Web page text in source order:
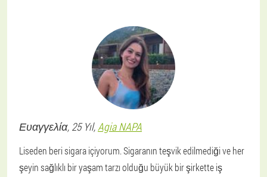
Ευαγγελία, 25 Yıl,Agia NAPA
Liseden beri sigara içiyorum. Sigaranın teşvik edilmediği ve her
şeyin sağlıklı bir yaşam tarzı olduğu büyük bir şirkette iş